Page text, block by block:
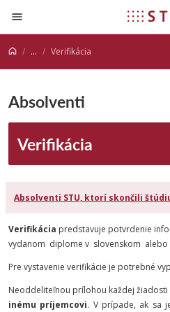
Prejsť na obsah
... Verifikácia
Absolventi
Verifikácia
Absolventi STU, ktorí skončili
Verifikácia predstavuje potvrdenie
vydanom diplome v slovenskom alebo
Pre vystavenie verifikácie je potrebné
Neoddeliteľnou prílohou každej žiadosti
inému príjemcovi. V prípade, ak sa